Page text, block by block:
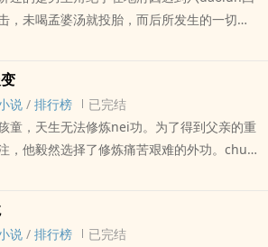
，未喝孟婆汤就投胎，而后所发生的一切。
有为了逍遥长生，历三灾九劫，纵死无悔的
。更有夸父逐ri而一天，纪宁在一个强大的部
’出生了
说 / 排行榜
已完结
童，天生无法修炼nei功。为了得到父亲的重
，他毅然选择了修炼痛苦艰难的外功。chun
来没有真正倾注心力的儿子的惊人实力
说 / 排行榜
已完结